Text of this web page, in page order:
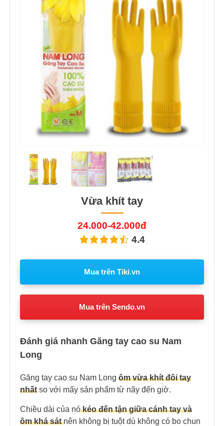
Vừa khít tay
24.000-42.000đ
4.4
Mua trên Tiki.vn
Mua trên Sendo.vn
Đánh giá nhanh Găng tay cao su Nam
Long
Găng tay cao su Nam Long ôm vừa khít đôi tay
nhất so với mấy sản phẩm từ nãy đến giờ.
Chiều dài của nókéo đến tận giữa cánh tay và
ôm khá sátnên không bị tuột dù không có bo chun